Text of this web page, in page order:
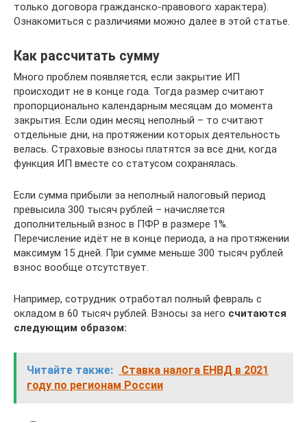
только договора гражданско-правового характера).
Ознакомиться с различиями можно далее в этой статье.
Как рассчитать сумму
Много проблем появляется, если закрытие ИП
происходит не в конце года. Тогда размер считают
пропорционально календарным месяцам до момента
закрытия. Если один месяц неполный – то считают
отдельные дни, на протяжении которых деятельность
велась. Страховые взносы платятся за все дни, когда
функция ИП вместе со статусом сохранялась.
Если сумма прибыли за неполный налоговый период
превысила 300 тысяч рублей – начисляется
дополнительный взнос в ПФР в размере 1%.
Перечисление идёт не в конце периода, а на протяжении
максимум 15 дней. При сумме меньше 300 тысяч рублей
взнос вообще отсутствует.
Например, сотрудник отработал полный февраль с
окладом в 60 тысяч рублей. Взносы за него считаются
следующим образом:
Читайте также:
Ставка налога ЕНВД в 2021
году по регионам России